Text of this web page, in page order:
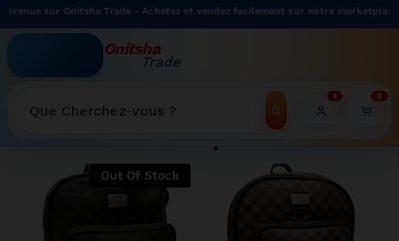
Trade - Achetez et vendez facilement sur notre marketplace.
Onitsha
Trade
Recherche
1 0
WELCOME TO ONITSHATRADE ONLINE SHOP
Out Of Stock